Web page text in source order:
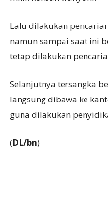
Lalu dilakukan
namun sampai saat ini
tetap dilakukan
Selanjutnya tersangka
langsung dibawa ke
guna dilakukan
(DL/bn)